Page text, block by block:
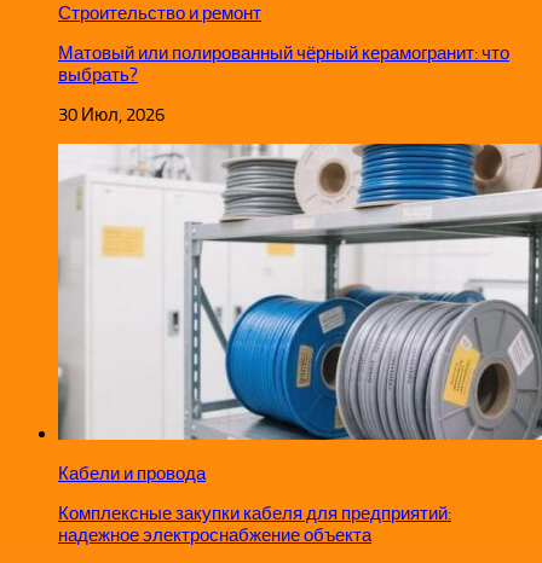
Строительство и ремонт
Матовый или полированный чёрный керамогранит: что
выбрать?
30 Июл, 2026
Кабели и провода
Комплексные закупки кабеля для предприятий:
надежное электроснабжение объекта